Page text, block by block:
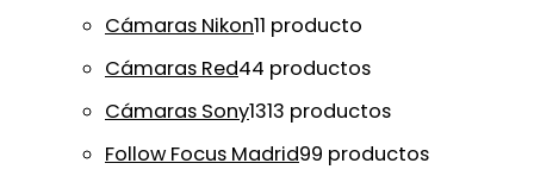
Cámaras Nikon11 producto
Cámaras Red44 productos
Cámaras Sony1313 productos
Follow Focus Madrid99 productos